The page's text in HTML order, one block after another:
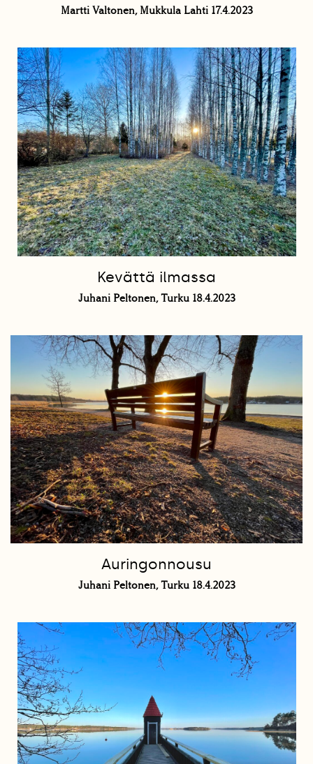
Martti Valtonen, Mukkula Lahti 17.4.2023
Kevättä ilmassa
Juhani Peltonen, Turku 18.4.2023
Auringonnousu
Juhani Peltonen, Turku 18.4.2023